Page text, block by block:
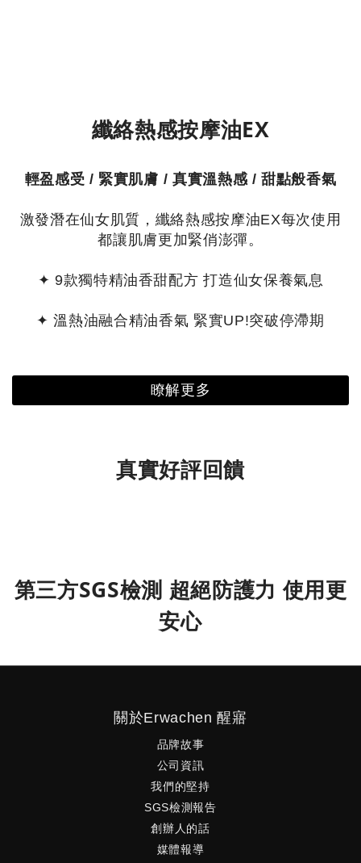
纖絡熱感按摩油EX
輕盈感受 / 緊實肌膚 / 真實溫熱感 / 甜點般香氣
激發潛在仙女肌質，纖絡熱感按摩油EX每次使用
都讓肌膚更加緊俏澎彈。
✦ 9款獨特精油香甜配方 打造仙女保養氣息
✦ 溫熱油融合精油香氣 緊實UP!突破停滯期
瞭解更多
真實好評回饋
第三方SGS檢測 超絕防護力 使用更
安心
關於Erwachen 醒寤
品牌故事
公司資訊
我們的堅持
SGS檢測報告
創辦人的話
媒體報導